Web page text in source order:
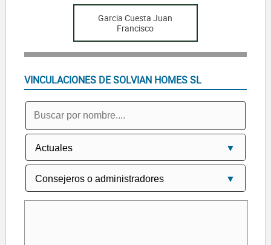
Garcia Cuesta Juan
Francisco
VINCULACIONES DE SOLVIAN HOMES SL